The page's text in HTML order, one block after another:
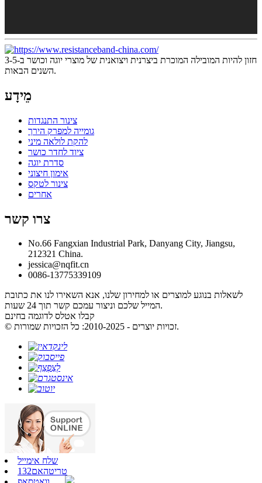
חזון להיות המובילה המוכרת ביצרנית ויצואנית של מוצרי יוגה וכושר ב-3-5
השנים הבאות.
מֵידָע
צינור התנגדות
גומייה למפרק הירך
להקת לולאה מיני
ציוד לחדר כושר
סדרת יוגה
אימון חיצוני
צינור לטקס
אחרים
צרו קשר
No.66 Fangxian Industrial Park, Danyang City, Jiangsu,
212321 China.
jessica@nqfit.cn
0086-13775339109
לשאלות בנוגע למוצרים או למחירון שלנו, אנא השאירו לנו את כתובת
המייל שלכם וניצור עמכם קשר תוך 24 שעות.
קבלו אטלס לדוגמה בחינם
© זכויות יוצרים - 2010-2025: כל הזכויות שמורות.
שלח אימייל
טריטהאם132